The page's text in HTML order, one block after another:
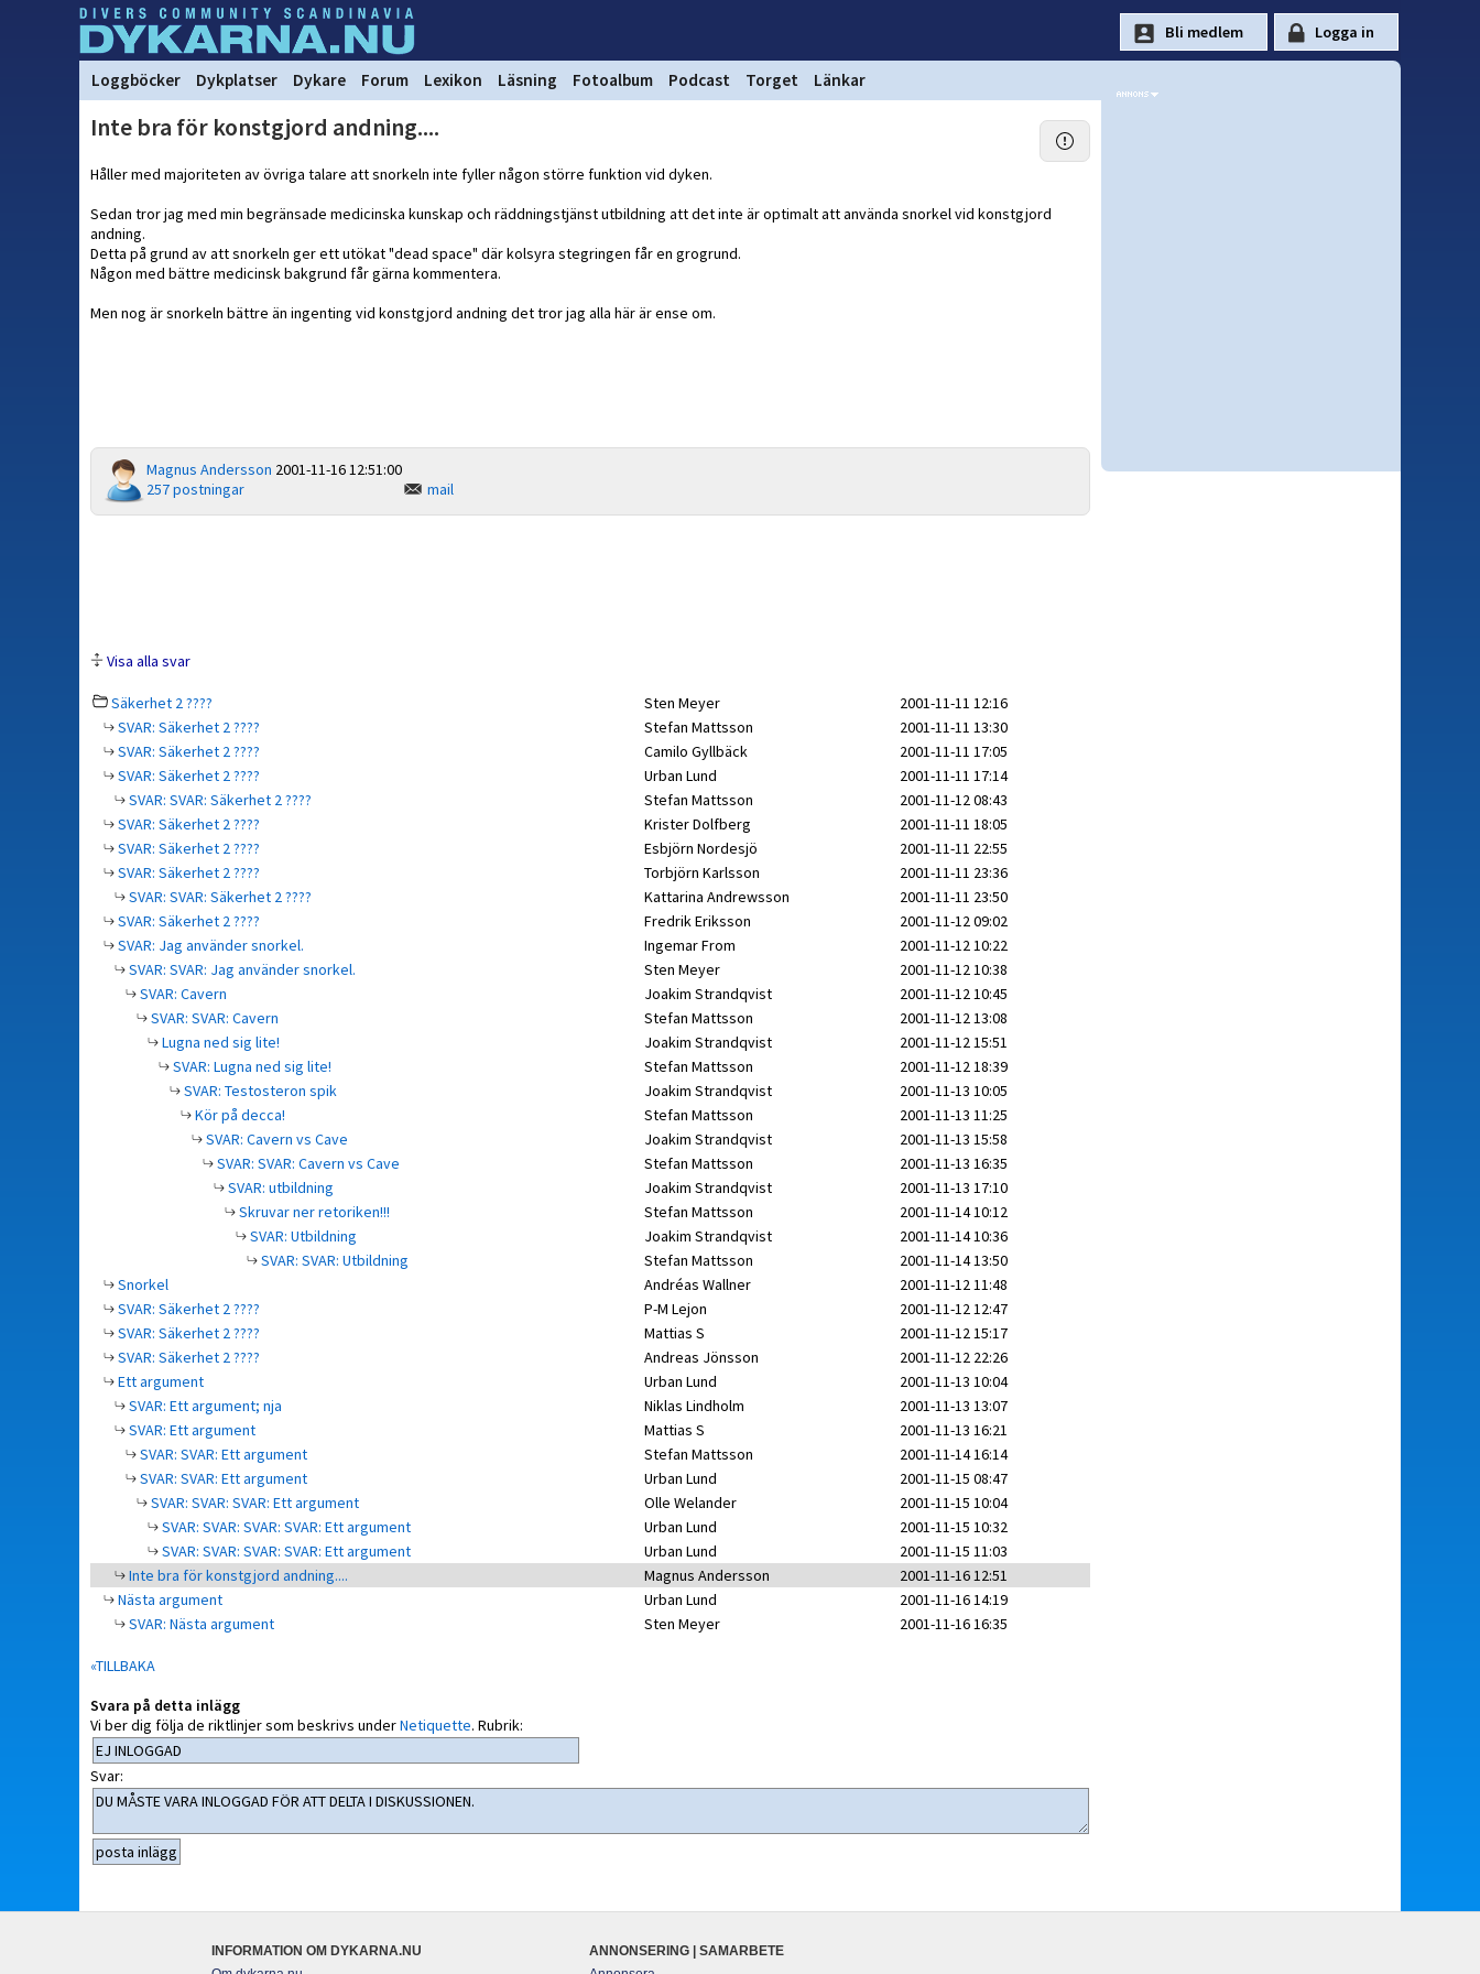
Loggböcker Dykplatser Dykare Forum Lexikon Läsning Fotoalbum Podcast Torget Länkar
Inte bra för konstgjord andning....
Håller med majoriteten av övriga talare att snorkeln inte fyller någon större funktion vid dyken.
Sedan tror jag med min begränsade medicinska kunskap och räddningstjänst utbildning att det inte är optimalt att använda snorkel vid konstgjord
andning.
Detta på grund av att snorkeln ger ett utökat "dead space" där kolsyra stegringen får en grogrund.
Någon med bättre medicinsk bakgrund får gärna kommentera.
Men nog är snorkeln bättre än ingenting vid konstgjord andning det tror jag alla här är ense om.
Magnus Andersson 2001-11-16 12:51:00
257 postningar
mail
Visa alla svar
Säkerhet 2 ???? Sten Meyer
2001-11-11 12:16
SVAR: Säkerhet 2 ????
Stefan Mattsson
2001-11-11 13:30
SVAR: Säkerhet 2 ????
Camilo Gyllbäck
2001-11-11 17:05
SVAR: Säkerhet 2 ????
Urban Lund
2001-11-11 17:14
SVAR: SVAR: Säkerhet 2 ????
Stefan Mattsson
2001-11-12 08:43
SVAR: Säkerhet 2 ????
Krister Dolfberg
2001-11-11 18:05
SVAR: Säkerhet 2 ????
Esbjörn Nordesjö
2001-11-11 22:55
SVAR: Säkerhet 2 ????
Torbjörn Karlsson
2001-11-11 23:36
SVAR: SVAR: Säkerhet 2 ????
Kattarina Andrewsson
2001-11-11 23:50
SVAR: Säkerhet 2 ????
Fredrik Eriksson
2001-11-12 09:02
SVAR: Jag använder snorkel.
Ingemar From
2001-11-12 10:22
SVAR: SVAR: Jag använder snorkel.
Sten Meyer
2001-11-12 10:38
SVAR: Cavern
Joakim Strandqvist
2001-11-12 10:45
SVAR: SVAR: Cavern
Stefan Mattsson
2001-11-12 13:08
Lugna ned sig lite!
Joakim Strandqvist
2001-11-12 15:51
SVAR: Lugna ned sig lite!
Stefan Mattsson
2001-11-12 18:39
SVAR: Testosteron spik
Joakim Strandqvist
2001-11-13 10:05
Kör på decca!
Stefan Mattsson
2001-11-13 11:25
SVAR: Cavern vs Cave
Joakim Strandqvist
2001-11-13 15:58
SVAR: SVAR: Cavern vs Cave
Stefan Mattsson
2001-11-13 16:35
SVAR: utbildning
Joakim Strandqvist
2001-11-13 17:10
Skruvar ner retoriken!!!
Stefan Mattsson
2001-11-14 10:12
SVAR: Utbildning
Joakim Strandqvist
2001-11-14 10:36
SVAR: SVAR: Utbildning
Stefan Mattsson
2001-11-14 13:50
Snorkel
Andréas Wallner
2001-11-12 11:48
SVAR: Säkerhet 2 ????
P-M Lejon
2001-11-12 12:47
SVAR: Säkerhet 2 ????
Mattias S
2001-11-12 15:17
SVAR: Säkerhet 2 ????
Andreas Jönsson
2001-11-12 22:26
Ett argument
Urban Lund
2001-11-13 10:04
SVAR: Ett argument; nja
Niklas Lindholm
2001-11-13 13:07
SVAR: Ett argument
Mattias S
2001-11-13 16:21
SVAR: SVAR: Ett argument
Stefan Mattsson
2001-11-14 16:14
SVAR: SVAR: Ett argument
Urban Lund
2001-11-15 08:47
SVAR: SVAR: SVAR: Ett argument
Olle Welander
2001-11-15 10:04
SVAR: SVAR: SVAR: SVAR: Ett argument
Urban Lund
2001-11-15 10:32
SVAR: SVAR: SVAR: SVAR: Ett argument
Urban Lund
2001-11-15 11:03
Inte bra för konstgjord andning....
Magnus Andersson
2001-11-16 12:51
Nästa argument
Urban Lund
2001-11-16 14:19
SVAR: Nästa argument
Sten Meyer 2001-11-16 16:35
«TILLBAKA
Svara på detta inlägg
Vi ber dig följa de riktlinjer som beskrivs underNetiquette. Rubrik:
Svar:
INFORMATION OM DYKARNA.NU
ANNONSERING | SAMARBETE